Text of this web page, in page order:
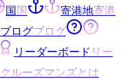
国国 寄港地寄港
ブログブログ
リーダーボード リー
クルーズマンズとは